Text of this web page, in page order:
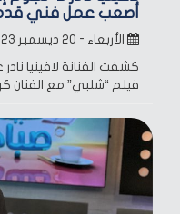
أصعب عمل فني
الأربعاء - ٢٠ ديسمبر ٢٠٢٣
كشفت الفنانة لافينيا
فيلم “شلبي” مع الفنان